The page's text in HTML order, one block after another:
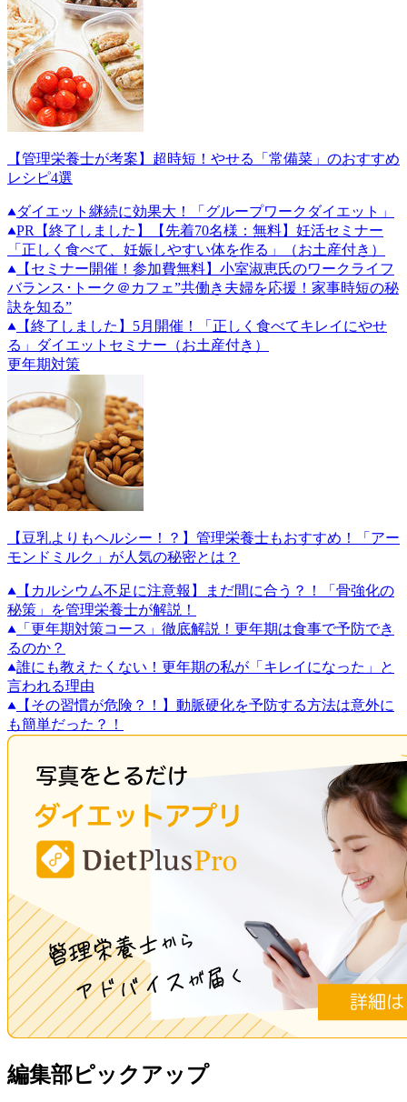
【管理栄養士が考案】超時短！やせる「常備菜」のおすすめ
レシピ4選
ダイエット継続に効果大！「グループワークダイエット」
PR
【終了しました】【先着70名様：無料】妊活セミナー
「正しく食べて、妊娠しやすい体を作る」（お土産付き）
【セミナー開催！参加費無料】小室淑恵氏のワークライフ
バランス･トーク＠カフェ”共働き夫婦を応援！家事時短の秘
訣を知る”
【終了しました】5月開催！「正しく食べてキレイにやせ
る」ダイエットセミナー（お土産付き）
更年期対策
【豆乳よりもヘルシー！？】管理栄養士もおすすめ！「アー
モンドミルク」が人気の秘密とは？
【カルシウム不足に注意報】まだ間に合う？！「骨強化の
秘策」を管理栄養士が解説！
「更年期対策コース」徹底解説！更年期は食事で予防でき
るのか？
誰にも教えたくない！更年期の私が「キレイになった」と
言われる理由
【その習慣が危険？！】動脈硬化を予防する方法は意外に
も簡単だった？！
編集部ピックアップ